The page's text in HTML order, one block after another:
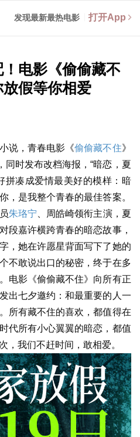
发现最新最热电影 打开App
电影《偷偷藏不
假等你相爱
说，青春电影《偷偷藏不住》
同时发布改档海报，“暗恋，夏
拼凑成爱情最美好的模样：暗
，是我整个青春的最佳答案。
朱珞宁、周皓崎领衔主演，夏
段嘉许横跨青春的暗恋故事，
，她在许愿星背面写下了她的
不敢说出口的秘密，终于在多
电影《偷偷藏不住》向所有正
出七夕邀约：和最重要的人一
所有藏不住的喜欢，都值得在
代所有小心翼翼的暗恋，都值
，我们不赶时间，敢相爱。